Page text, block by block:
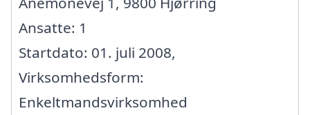
Ansatte: 1
Startdato: 01. juli 2008,
Virksomhedsform:
Enkeltmandsvirksomhed